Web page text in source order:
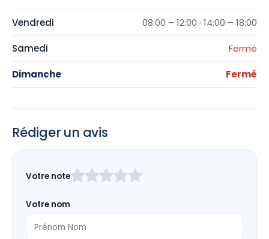
Vendredi 08:00 – 12:00 · 14:00 – 18:00
Samedi Fermé
Dimanche Fermé
Rédiger un avis
ce
vide
Votre note
Votre nom